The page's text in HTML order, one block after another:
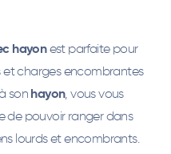
hayonest parfaite pour
et charges encombrantes
son hayon, vous vous
de pouvoir ranger dans
lourds et encombrants.